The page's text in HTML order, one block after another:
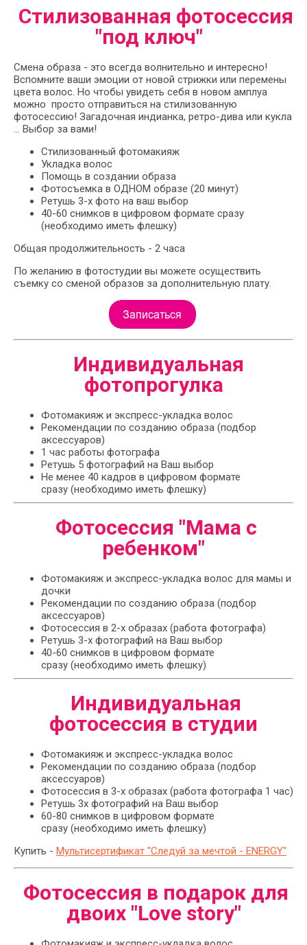
Стилизованная фотосессия
"под ключ"
Смена образа - это всегда волнительно и интересно!
Вспомните ваши эмоции от новой стрижки или перемены
цвета волос. Но чтобы увидеть себя в новом амплуа
можно просто отправиться на стилизованную
фотосессию! Загадочная индианка, ретро-дива или кукла
… Выбор за вами!
Стилизованный фотомакияж
Укладка волос
Помощь в создании образа
Фотосъемка в ОДНОМ образе (20 минут)
Ретушь 3-х фото на ваш выбор
40-60 снимков в цифровом формате сразу
(необходимо иметь флешку)
Общая продолжительность - 2 часа
По желанию в фотостудии вы можете осуществить
съемку со сменой образов за дополнительную плату.
Индивидуальная
фотопрогулка
Фотомакияж и экспресс-укладка волос
Рекомендации по созданию образа (подбор
аксессуаров)
1 час работы фотографа
Ретушь 5 фотографий на Ваш выбор
Не менее 40 кадров в цифровом формате
сразу (необходимо иметь флешку)
Фотосессия "Мама с
ребенком"
Фотомакияж и экспресс-укладка волос для мамы и
дочки
Рекомендации по созданию образа (подбор
аксессуаров)
Фотосессия в 2-х образах (работа фотографа)
Ретушь 3-х фотографий на Ваш выбор
40-60 снимков в цифровом формате
сразу (необходимо иметь флешку)
Индивидуальная
фотосессия в студии
Фотомакияж и экспресс-укладка волос
Рекомендации по созданию образа (подбор
аксессуаров)
Фотосессия в 3-х образах (работа фотографа 1 час)
Ретушь 3х фотографий на Ваш выбор
60-80 снимков в цифровом формате
сразу (необходимо иметь флешку)
Купить - Мультисертификат "Следуй за мечтой - ENERGY"
Фотосессия в подарок для
двоих "Love story"